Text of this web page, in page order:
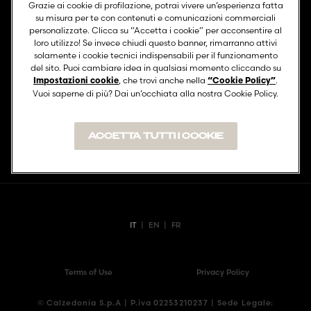
Link utili
Contatti
TORNA IN ALTO
IT | EN | FR
Terms of Use Privacy Policy
© Calzedonia S.p.A | P.iva 02253210237 | Sede Legale:
Grazie ai cookie di profilazione, potrai vivere un’esperienza fatta
su misura per te con contenuti e comunicazioni commerciali
personalizzate. Clicca su “Accetta i cookie” per acconsentire al
loro utilizzo! Se invece chiudi questo banner, rimarranno attivi
solamente i cookie tecnici indispensabili per il funzionamento
del sito. Puoi cambiare idea in qualsiasi momento cliccando su
Impostazioni cookie , che trovi anche nella “Cookie Policy”.
Vuoi saperne di più? Dai un’occhiata alla nostra Cookie Policy.
ACCETTA TUTTI I COOKIE